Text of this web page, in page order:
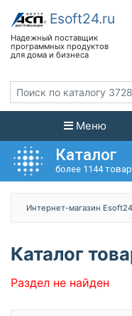
Меню
Каталог
более 1144
Интернет-магазин
Каталог
Раздел не найден